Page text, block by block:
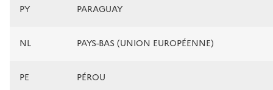
PY PARAGUAY
NL PAYS-BAS (UNION EUROPÉENNE)
PE PÉROU